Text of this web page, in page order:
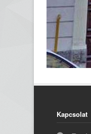
Kapcsolat